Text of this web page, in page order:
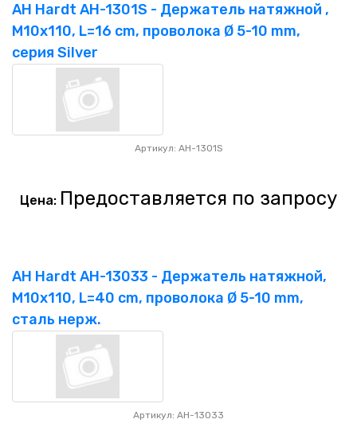
AH Hardt AH-1301S - Держатель натяжной ,
M10x110, L=16 cm, проволока Ø 5-10 mm,
серия Silver
Артикул: AH-1301S
Цена: Предоставляется по запросу
AH Hardt AH-13033 - Держатель натяжной,
M10x110, L=40 cm, проволока Ø 5-10 mm,
сталь нерж.
Артикул: AH-13033